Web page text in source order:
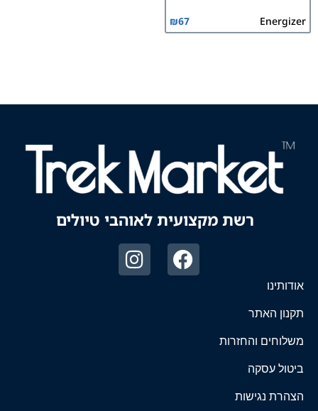
Energizer
₪67
רשת מקצועית לאוהבי טיולים
אודותינו
תקנון האתר
משלוחים והחזרות
ביטול עסקה
הצהרת נגישות